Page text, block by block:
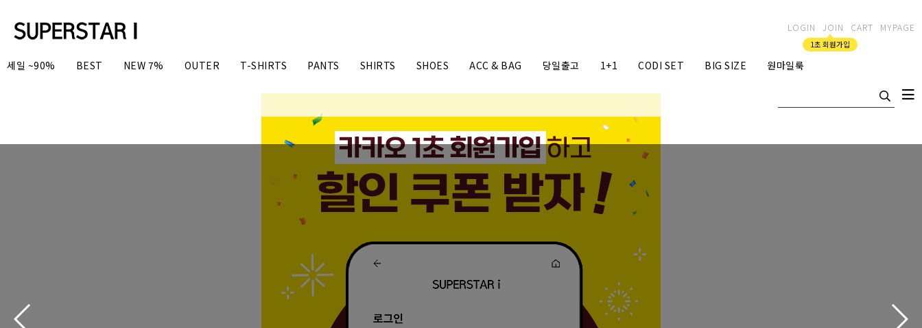
LOGIN JOIN
1초 회원가입
CART MYPAGE
세일 ~90% BEST NEW 7% OUTER T-SHIRTS PANTS SHIRTS SHOES ACC & BAG 당일출고 1+1 CODI SET BIG SIZE 원마일룩